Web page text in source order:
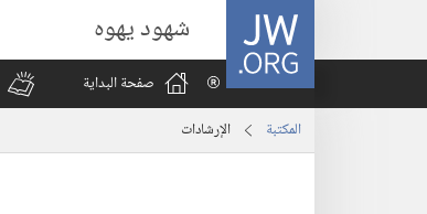
JW.ORG شهود يهوه
صفحة البداية
المكتبة الإرشادات